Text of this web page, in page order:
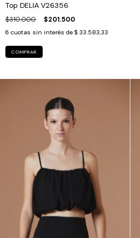
Top DELIA V26356
$310.000 $201.500
6 cuotas sin interés de $ 33.583,33
COMPRAR